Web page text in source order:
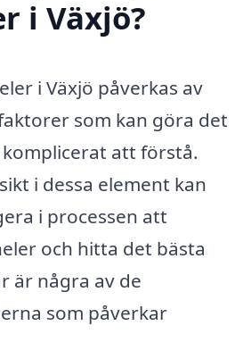
i Växjö?
i Växjö påverkas av
som kan göra det
att förstå.
i dessa element kan
i processen att
och hitta det bästa
är några av de
som påverkar